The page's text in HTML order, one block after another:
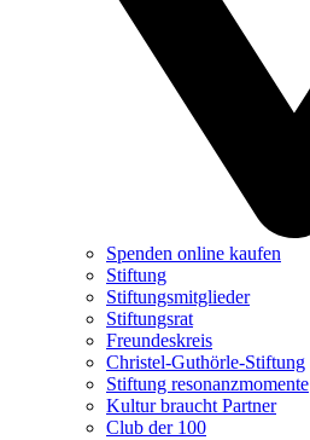
Spenden online kaufen
Stiftung
Stiftungsmitglieder
Stiftungsrat
Freundeskreis
Christel-Guthörle-Stiftung
Stiftung resonanzmomente
Kultur braucht Partner
Club der 100